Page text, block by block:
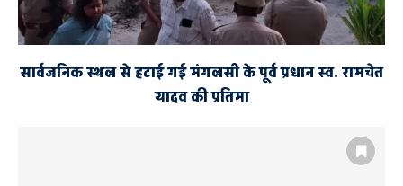
सार्वजनिक स्थल से हटाई गई मंगलसी के पूर्व प्रधान स्व. रामचेत
यादव की प्रतिमा